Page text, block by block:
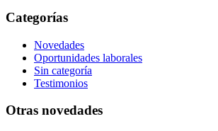
Categorías
Novedades
Oportunidades laborales
Sin categoría
Testimonios
Otras novedades